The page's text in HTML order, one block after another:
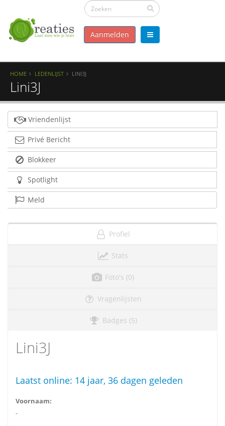
Aanmelden
HOME LEDENLIJST LINI3J
Lini3J
Vriendenlijst
Privé Bericht
Blokkeer
Spotlight
Meld
Profiel
Stats
Foto's (0)
Vragenlijsten
Badges (5)
Lini3J
Laatst online: 14 jaar, 36 dagen geleden
Voornaam:
-